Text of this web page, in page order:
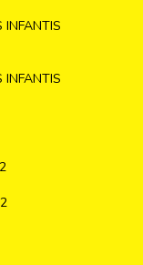
INFANTIS
INFANTIS